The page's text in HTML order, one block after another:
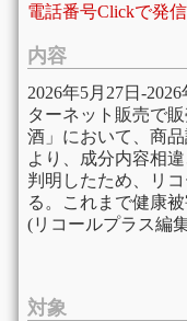
電話番号Clickで発
内容
2026年5月27日-
ターネット販売で
酒」において、商
より、成分内容相
判明したため、リ
る。これまで健康被
(リコールプラス編
対象